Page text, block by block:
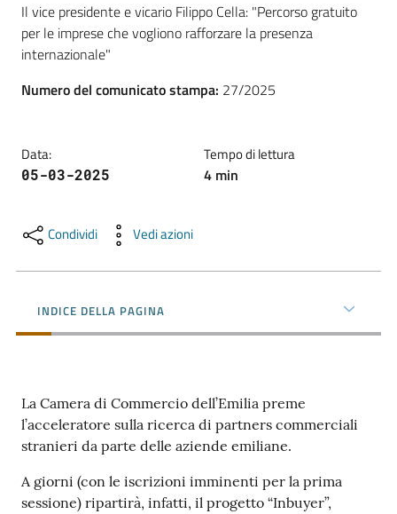
l'Impresa
e
il
Consumatore
L'impresa
in
Prenotazioni
on line
on line
Accedi
Il vice presidente e vicario Filippo Cella: "Percorso gratuito
per le imprese che vogliono rafforzare la presenza
internazionale"
Numero del comunicato stampa: 27/2025
Data:
05-03-2025
Tempo di lettura
4 min
Condividi Vedi azioni
INDICE DELLA PAGINA
La Camera di Commercio dell’Emilia preme
l’acceleratore sulla ricerca di partners commerciali
stranieri da parte delle aziende emiliane.
A giorni (con le iscrizioni imminenti per la prima
sessione) ripartirà, infatti, il progetto “Inbuyer”,